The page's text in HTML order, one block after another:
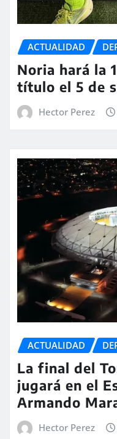
ACTUALIDAD
Noria hará la
título el 5 de
Hector Perez
ACTUALIDAD
La final del
jugará en el
Armando
Hector Perez